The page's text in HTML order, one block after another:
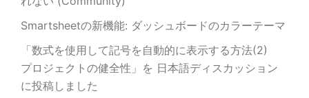
Smartsheetの新機能: ダッシュボードのカラーテーマ
「数式を使用して記号を自動的に表示する方法(2)
プロジェクトの健全性」を 日本語ディスカッション
に投稿しました